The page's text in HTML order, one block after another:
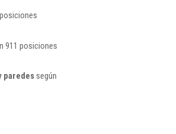
911 posiciones
paredessegún